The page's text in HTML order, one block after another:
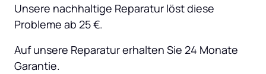
Unsere nachhaltige Reparatur löst diese
Probleme ab 25 €.
Auf unsere Reparatur erhalten Sie 24 Monate
Garantie.